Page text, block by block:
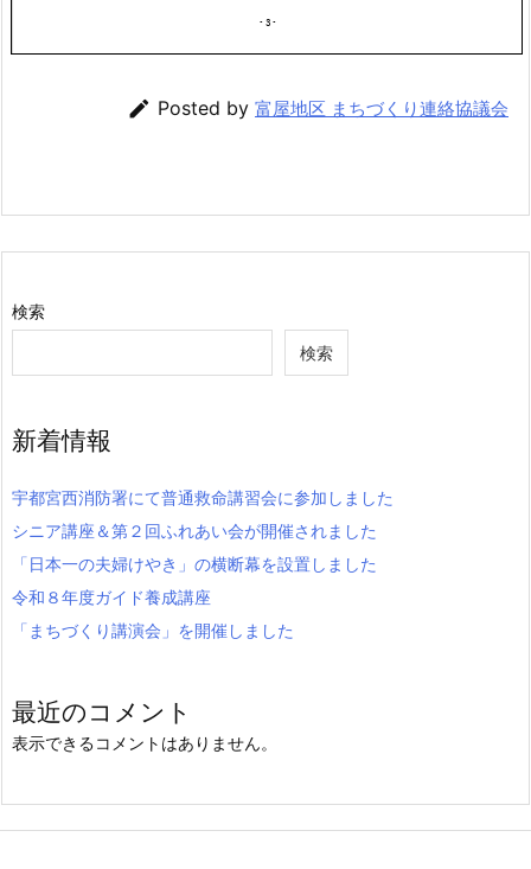
 Posted by 富屋地区 まちづくり連絡協議会
検索
検索
新着情報
宇都宮西消防署にて普通救命講習会に参加しました
シニア講座＆第２回ふれあい会が開催されました
「日本一の夫婦けやき」の横断幕を設置しました
令和８年度ガイド養成講座
「まちづくり講演会」を開催しました
最近のコメント
表示できるコメントはありません。